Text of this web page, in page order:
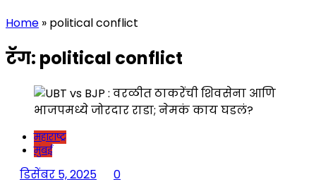
Home » political conflict
टॅग: political conflict
महाराष्ट्र
मुंबई
डिसेंबर 5, 2025 0